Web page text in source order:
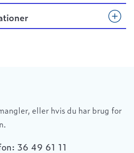
eller hvis du har brug for
36 49 61 11